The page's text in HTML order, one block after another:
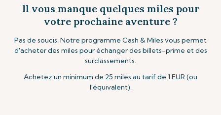
Il vous manque quelques miles pour
votre prochaine aventure ?
Pas de soucis. Notre programme Cash & Miles vous permet
d'acheter des miles pour échanger des billets-prime et des
surclassements.
Achetez un minimum de 25 miles au tarif de 1 EUR (ou
l'équivalent).